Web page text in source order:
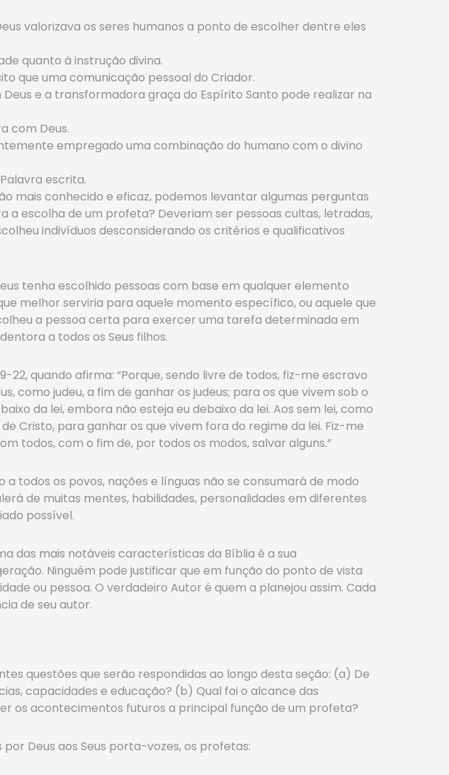
valorizava os seres humanos a ponto de escolher dentre eles
quanto à instrução divina.
que uma comunicação pessoal do Criador.
e a transformadora graça do Espírito Santo pode realizar na
com Deus.
empregado uma combinação do humano com o divino
escrita.
mais conhecido e eficaz, podemos levantar algumas perguntas
escolha de um profeta? Deveriam ser pessoas cultas, letradas,
indivíduos desconsiderando os critérios e qualificativos
tenha escolhido pessoas com base em qualquer elemento
melhor serviria para aquele momento específico, ou aquele que
a pessoa certa para exercer uma tarefa determinada em
a todos os Seus filhos.
quando afirma: “Porque, sendo livre de todos, fiz-me escravo
como judeu, a fim de ganhar os judeus; para os que vivem sob o
da lei, embora não esteja eu debaixo da lei. Aos sem lei, como
Cristo, para ganhar os que vivem fora do regime da lei. Fiz-me
todos, com o fim de, por todos os modos, salvar alguns.”
todos os povos, nações e línguas não se consumará de modo
de muitas mentes, habilidades, personalidades em diferentes
possível.
das mais notáveis características da Bíblia é a sua
Ninguém pode justificar que em função do ponto de vista
ou pessoa. O verdadeiro Autor é quem a planejou assim. Cada
de seu autor.
questões que serão respondidas ao longo desta seção: (a) De
capacidades e educação? (b) Qual foi o alcance das
os acontecimentos futuros a principal função de um profeta?
Deus aos Seus porta-vozes, os profetas: